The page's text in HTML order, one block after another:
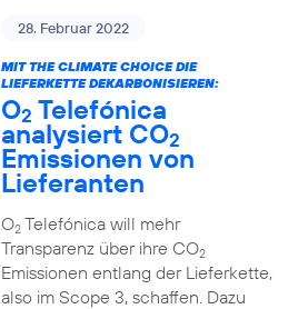
28. Februar 2022
MIT THE CLIMATE CHOICE DIE
LIEFERKETTE DEKARBONISIEREN:
O2 Telefónica
analysiert CO2
Emissionen von
Lieferanten
O2Telefónica will mehr
Transparenz über ihre CO2
Emissionen entlang der Lieferkette,
also im Scope 3, schaffen. Dazu